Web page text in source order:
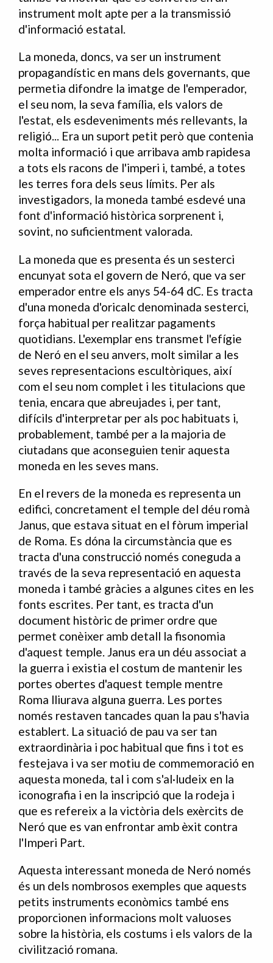
instrument molt apte per a la transmissió
d'informació estatal.
La moneda, doncs, va ser un instrument
propagandístic en mans dels governants, que
permetia difondre la imatge de l'emperador,
el seu nom, la seva família, els valors de
l'estat, els esdeveniments més rellevants, la
religió... Era un suport petit però que contenia
molta informació i que arribava amb rapidesa
a tots els racons de l'imperi i, també, a totes
les terres fora dels seus límits. Per als
investigadors, la moneda també esdevé una
font d'informació històrica sorprenent i,
sovint, no suficientment valorada.
La moneda que es presenta és un sesterci
encunyat sota el govern de Neró, que va ser
emperador entre els anys 54-64 dC. Es tracta
d'una moneda d'oricalc denominada sesterci,
força habitual per realitzar pagaments
quotidians. L'exemplar ens transmet l'efígie
de Neró en el seu anvers, molt similar a les
seves representacions escultòriques, així
com el seu nom complet i les titulacions que
tenia, encara que abreujades i, per tant,
difícils d'interpretar per als poc habituats i,
probablement, també per a la majoria de
ciutadans que aconseguien tenir aquesta
moneda en les seves mans.
En el revers de la moneda es representa un
edifici, concretament el temple del déu romà
Janus, que estava situat en el fòrum imperial
de Roma. Es dóna la circumstància que es
tracta d'una construcció només coneguda a
través de la seva representació en aquesta
moneda i també gràcies a algunes cites en les
fonts escrites. Per tant, es tracta d'un
document històric de primer ordre que
permet conèixer amb detall la fisonomia
d'aquest temple. Janus era un déu associat a
la guerra i existia el costum de mantenir les
portes obertes d'aquest temple mentre
Roma lliurava alguna guerra. Les portes
només restaven tancades quan la pau s'havia
establert. La situació de pau va ser tan
extraordinària i poc habitual que fins i tot es
festejava i va ser motiu de commemoració en
aquesta moneda, tal i com s'al·ludeix en la
iconografia i en la inscripció que la rodeja i
que es refereix a la victòria dels exèrcits de
Neró que es van enfrontar amb èxit contra
l'Imperi Part.
Aquesta interessant moneda de Neró només
és un dels nombrosos exemples que aquests
petits instruments econòmics també ens
proporcionen informacions molt valuoses
sobre la història, els costums i els valors de la
civilització romana.